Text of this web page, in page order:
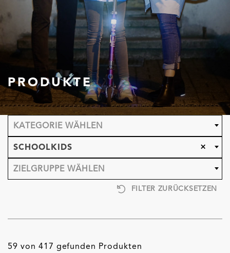
PRODUKTE
KATEGORIE WÄHLEN
×
SCHOOLKIDS
ZIELGRUPPE WÄHLEN
FILTER ZURÜCKSETZEN
59 von 417 gefunden Produkten